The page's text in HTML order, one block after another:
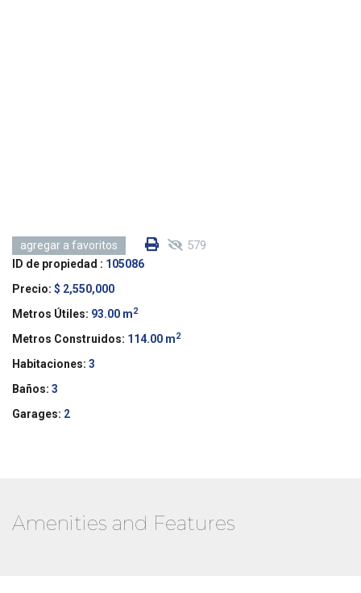
agregar a favoritos 579
ID de propiedad : 105086
Precio: $ 2,550,000
Metros Útiles: 93.00 m2
Metros Construidos: 114.00 m2
Habitaciones: 3
Baños: 3
Garages: 2
Amenities and Features